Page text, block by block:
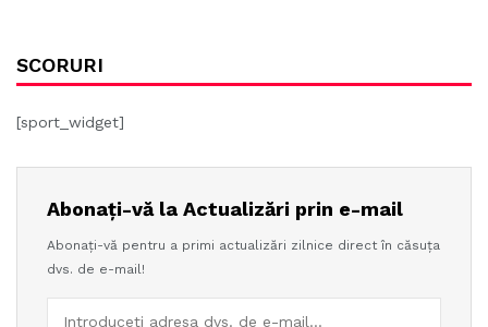
SCORURI
[sport_widget]
Abonați-vă la Actualizări prin e-mail
Abonați-vă pentru a primi actualizări zilnice direct în căsuța
dvs. de e-mail!